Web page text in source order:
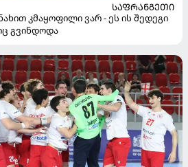
ᲡᲐᲤᲠᲐᲜᲒᲔᲗᲘ
კმაყოფილი ვარ - ეს ის შედეგი
გვინდოდა